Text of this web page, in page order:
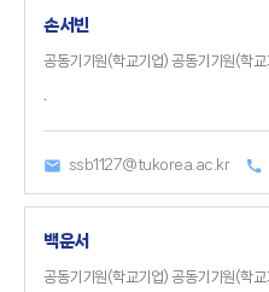
손서빈
공동기기원(학교기업) 공동기기원(학교
ssb1127@tukorea.ac.kr
백운서
공동기기원(학교기업) 공동기기원(학교